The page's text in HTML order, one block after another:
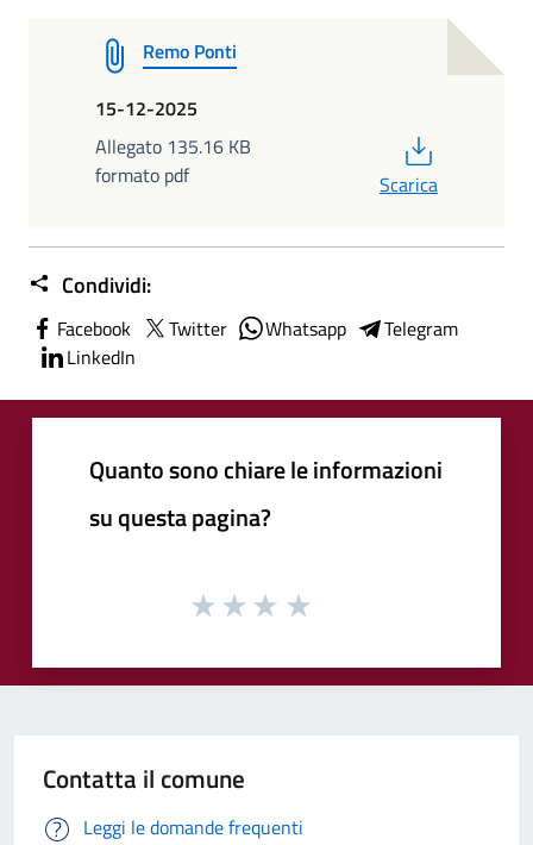
Remo Ponti
15-12-2025
Allegato 135.16 KB
formato pdf
Scarica
Condividi:
Facebook Twitter Whatsapp
Telegram
LinkedIn
Quanto sono chiare le informazioni
su questa pagina?
Contatta il comune
Leggi le domande frequenti